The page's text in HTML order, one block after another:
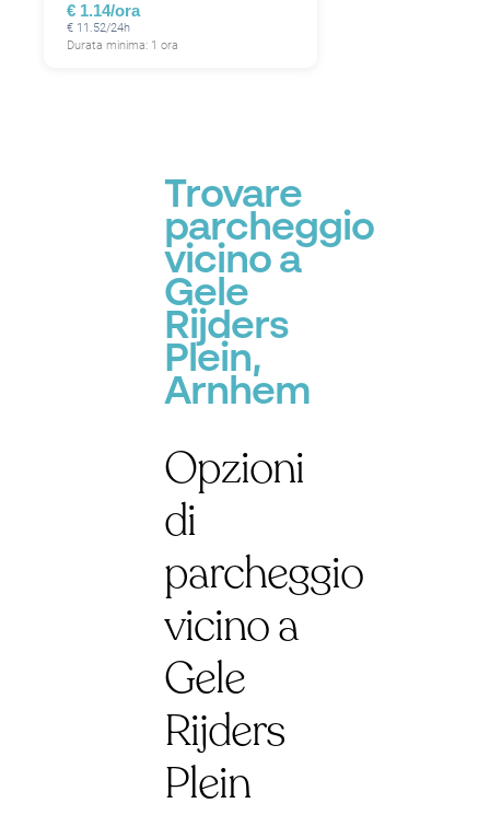
€ 1.14/ora
€ 11.52/24h
Durata minima: 1 ora
Trovare
parcheggio
vicino a
Gele
Rijders
Plein,
Arnhem
Opzioni
di
parcheggio
vicino a
Gele
Rijders
Plein